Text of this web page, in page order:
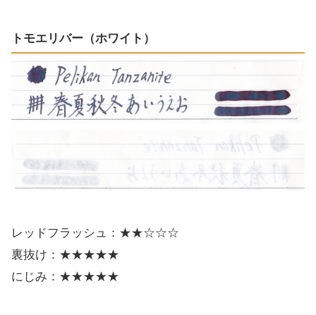
トモエリバー（ホワイト）
レッドフラッシュ：★★☆☆☆
裏抜け：★★★★★
にじみ：★★★★★